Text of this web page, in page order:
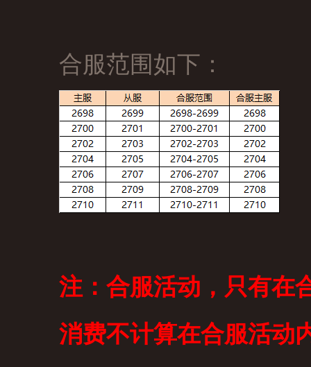
合服范围如下：
注： 合服活动，只有在
消费不计算在合服活动